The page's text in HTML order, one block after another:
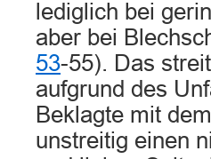
lediglich bei
aber bei
53-55). Das
aufgrund des
Beklagte mit
unstreitig einen